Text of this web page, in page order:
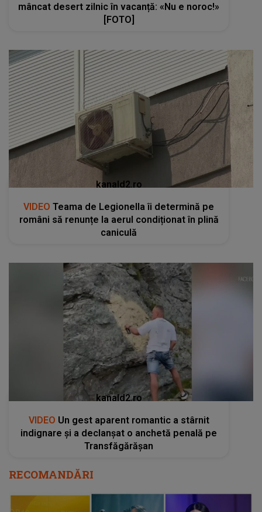
mâncat desert zilnic în vacanță: «Nu e noroc!»
[FOTO]
kanald2.ro
VIDEO Teama de Legionella îi determină pe
români să renunțe la aerul condiționat în plină
caniculă
kanald2.ro
VIDEO Un gest aparent romantic a stârnit
indignare și a declanșat o anchetă penală pe
Transfăgărășan
RECOMANDĂRI